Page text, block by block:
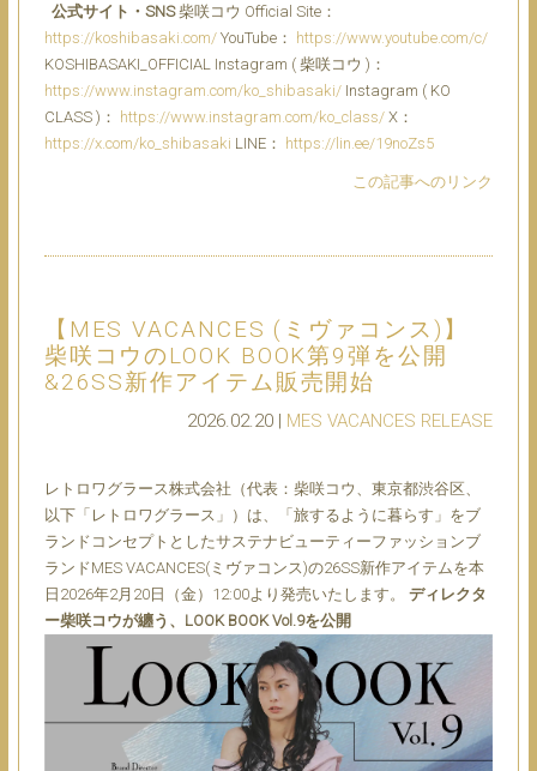
公式サイト・SNS柴咲コウ Official Site：
https://koshibasaki.com/YouTube： https://www.youtube.com/c/
KOSHIBASAKI_OFFICIAL Instagram ( 柴咲コウ )：
https://www.instagram.com/ko_shibasaki/Instagram ( KO
CLASS )： https://www.instagram.com/ko_class/X：
https://x.com/ko_shibasaki LINE： https://lin.ee/19noZs5
この記事へのリンク
【MES VACANCES (ミヴァコンス)】
柴咲コウのLOOK BOOK第9弾を公開
&26SS新作アイテム販売開始
2026.02.20 | MES VACANCES RELEASE
レトロワグラース株式会社（代表：柴咲コウ、東京都渋谷区、
以下「レトロワグラース」）は、「旅するように暮らす」をブ
ランドコンセプトとしたサステナビューティーファッションブ
ランドMES VACANCES(ミヴァコンス)の26SS新作アイテムを本
日2026年2月20日（金）12:00より発売いたします。 ディレクタ
ー柴咲コウが纏う、LOOK BOOK Vol.9を公開